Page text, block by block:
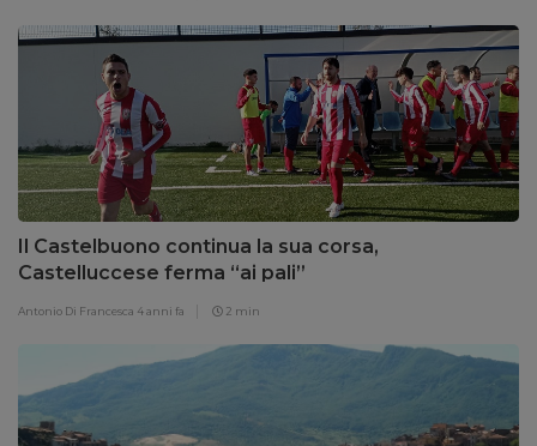
Il Castelbuono continua la sua corsa,
Castelluccese ferma “ai pali”
Antonio Di Francesca 4 anni fa 2 min